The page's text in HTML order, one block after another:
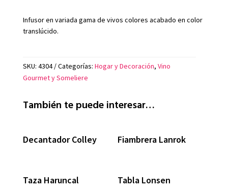
Infusor en variada gama de vivos colores acabado en color
translúcido.
SKU: 4304 Categorías: Hogar y Decoración, Vino
Gourmet y Someliere
También te puede interesar…
Decantador Colley Fiambrera Lanrok
Taza Haruncal Tabla Lonsen